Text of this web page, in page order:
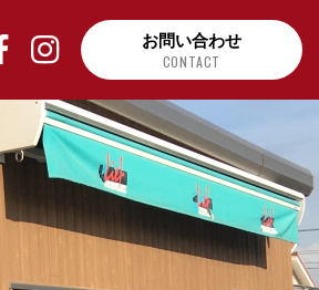
お問い合わせ
CONTACT